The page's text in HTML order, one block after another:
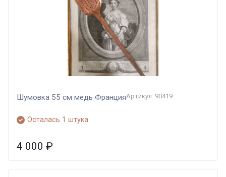
Шумовка 55 см медь ФранцияАртикул: 90419
Осталась 1 штука
4 000 ₽